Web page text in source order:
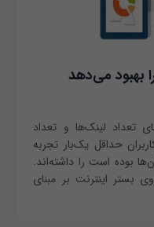
بهبود می‌دهد
تعداد لینک‌ها و تعداد
حداقل یک‌بار تجربه
بوده است را داشته‌اند.
اینترنت بر مبنای